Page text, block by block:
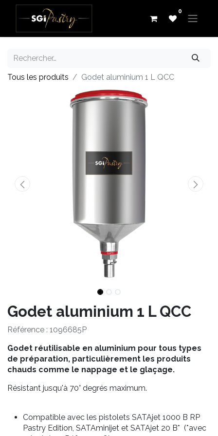
0
Tous les produits Godet aluminium 1 L QCC
Godet aluminium 1 L QCC
Référence : 1096685P
Godet réutilisable en aluminium pour tous types
de préparation, particulièrement les produits
chauds comme le nappage et le glaçage.
Résistant jusqu'à 70° degrés maximum.
Compatible avec les pistolets SATAjet 1000 B RP
Pastry Edition, SATAminijet et SATAjet 20 B* (*avec